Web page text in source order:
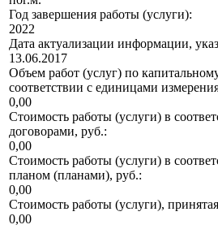
Год завершения работы (услуги):
2022
Дата актуализации информации,
13.06.2017
Объем работ (услуг) по
соответствии с единицами
0,00
Стоимость работы (услуги) в
договорами, руб.:
0,00
Стоимость работы (услуги) в
планом (планами), руб.:
0,00
Стоимость работы (услуги),
0,00